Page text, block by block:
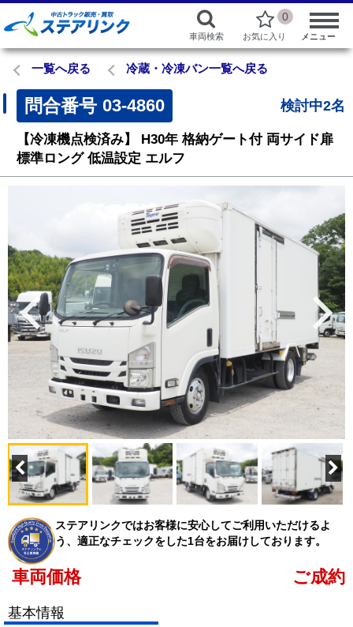
車両検索
0
お気に入り メニュー
一覧へ戻る 冷蔵・冷凍バン一覧へ戻る
問合番号 03-4860 検討中2名
【冷凍機点検済み】 H30年 格納ゲート付 両サイド扉
標準ロング 低温設定 エルフ
ステアリンクではお客様に安心してご利用いただけるよ
う、適正なチェックをした1台をお届けしております。
車両価格 ご成約
基本情報